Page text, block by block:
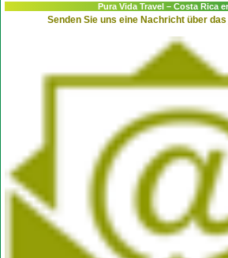
Pura Vida Travel – Costa Rica
Senden Sie uns eine Nachricht über das